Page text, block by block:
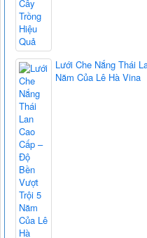
Lưới Che Nắng Thái
Năm Của Lê Hà Vina